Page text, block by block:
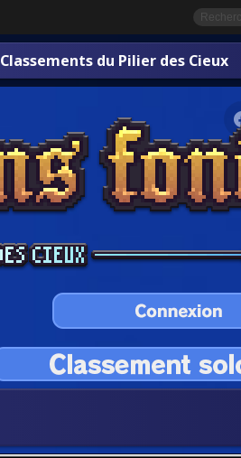
Classements du Pilier des Cieux